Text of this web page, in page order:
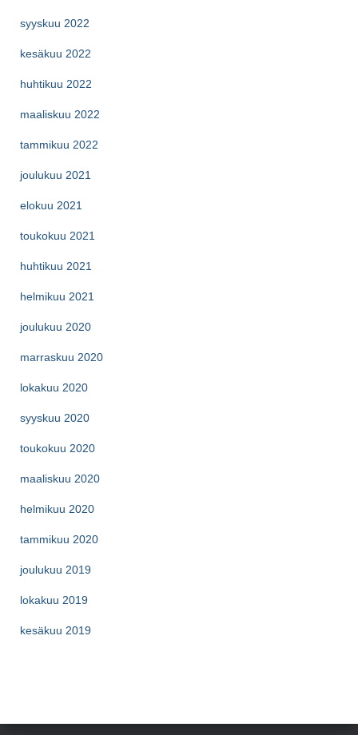
syyskuu 2022
kesäkuu 2022
huhtikuu 2022
maaliskuu 2022
tammikuu 2022
joulukuu 2021
elokuu 2021
toukokuu 2021
huhtikuu 2021
helmikuu 2021
joulukuu 2020
marraskuu 2020
lokakuu 2020
syyskuu 2020
toukokuu 2020
maaliskuu 2020
helmikuu 2020
tammikuu 2020
joulukuu 2019
lokakuu 2019
kesäkuu 2019